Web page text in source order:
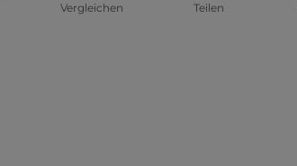
Vergleichen Teilen